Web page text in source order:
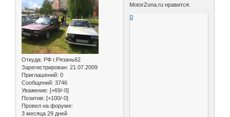
Откуда: РФ г.Рязань62
Зарегистрирован: 21.07.2009
Приглашений: 0
Сообщений: 3746
Уважение: [+69/-0]
Позитив: [+100/-0]
Провел на форуме:
3 месяца 29 дней
MotorZona.ru нравится.
0